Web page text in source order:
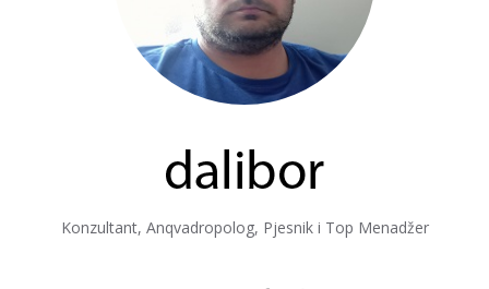
Konzultant, Anqvadropolog, Pjesnik i Top Menadžer